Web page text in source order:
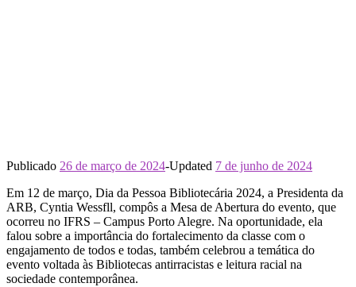
Publicado 26 de março de 2024-Updated 7 de junho de 2024
Em 12 de março, Dia da Pessoa Bibliotecária 2024, a Presidenta da
ARB, Cyntia Wessfll, compôs a Mesa de Abertura do evento, que
ocorreu no IFRS – Campus Porto Alegre. Na oportunidade, ela
falou sobre a importância do fortalecimento da classe com o
engajamento de todos e todas, também celebrou a temática do
evento voltada às Bibliotecas antirracistas e leitura racial na
sociedade contemporânea.